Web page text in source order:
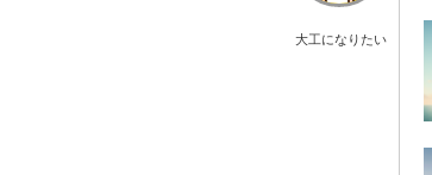
大工になりたい